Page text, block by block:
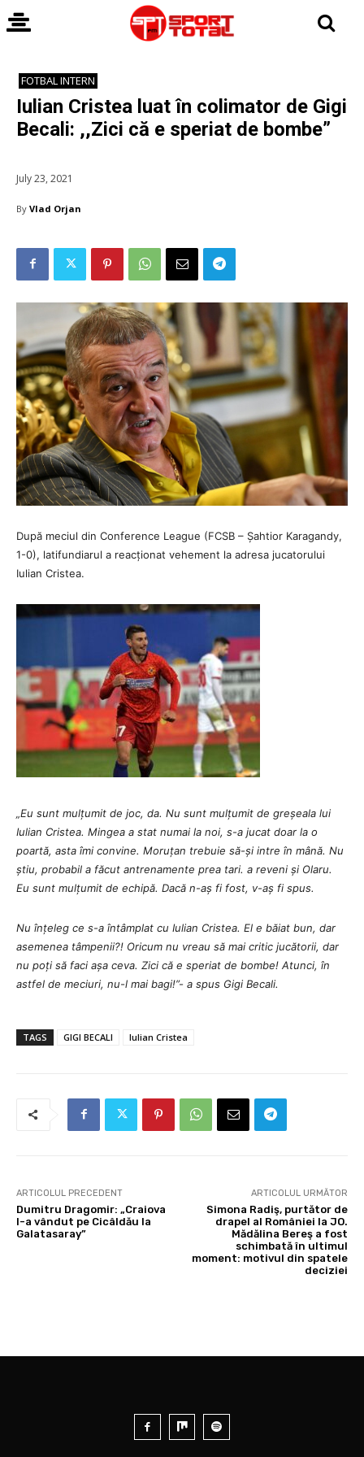
FOTBAL INTERN
Iulian Cristea luat în colimator de Gigi
Becali: ,,Zici că e speriat de bombe”
July 23, 2021
By Vlad Orjan
După meciul din Conference League (FCSB – Șahtior Karagandy,
1-0), latifundiarul a reacționat vehement la adresa jucatorului
Iulian Cristea.
„Eu sunt mulțumit de joc, da. Nu sunt mulțumit de greșeala lui
Iulian Cristea. Mingea a stat numai la noi, s-a jucat doar la o
poartă, asta îmi convine. Moruțan trebuie să-și intre în mână. Nu
știu, probabil a făcut antrenamente prea tari. a reveni și Olaru.
Eu sunt mulțumit de echipă. Dacă n-aș fi fost, v-aș fi spus.
Nu înțeleg ce s-a întâmplat cu Iulian Cristea. El e băiat bun, dar
asemenea tâmpenii?! Oricum nu vreau să mai critic jucătorii, dar
nu poți să faci așa ceva. Zici că e speriat de bombe! Atunci, în
astfel de meciuri, nu-l mai bagi!”- a spus Gigi Becali.
TAGS GIGI BECALI Iulian Cristea
ARTICOLUL PRECEDENT
Dumitru Dragomir: „Craiova
l-a vândut pe Cicâldău la
Galatasaray”
ARTICOLUL URMĂTOR
Simona Radiş, purtător de
drapel al României la JO.
Mădălina Bereş a fost
schimbată în ultimul
moment: motivul din spatele
deciziei